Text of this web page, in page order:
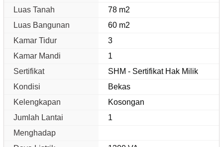
Luas Tanah
78 m2
Luas Bangunan
60 m2
Kamar Tidur
3
Kamar Mandi
1
Sertifikat
SHM - Sertifikat Hak Milik
Kondisi
Bekas
Kelengkapan
Kosongan
Jumlah Lantai
1
Menghadap